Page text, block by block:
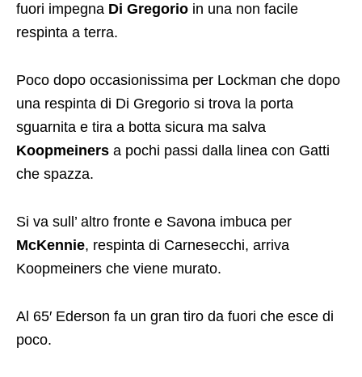
fuori impegna Di Gregorio in una non facile
respinta a terra.
Poco dopo occasionissima per Lockman che dopo
una respinta di Di Gregorio si trova la porta
sguarnita e tira a botta sicura ma salva
Koopmeiners a pochi passi dalla linea con Gatti
che spazza.
Si va sull’ altro fronte e Savona imbuca per
McKennie, respinta di Carnesecchi, arriva
Koopmeiners che viene murato.
Al 65′ Ederson fa un gran tiro da fuori che esce di
poco.